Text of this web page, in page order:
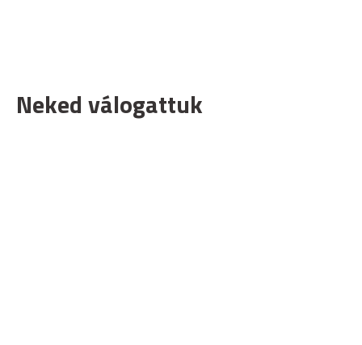
Neked válogattuk